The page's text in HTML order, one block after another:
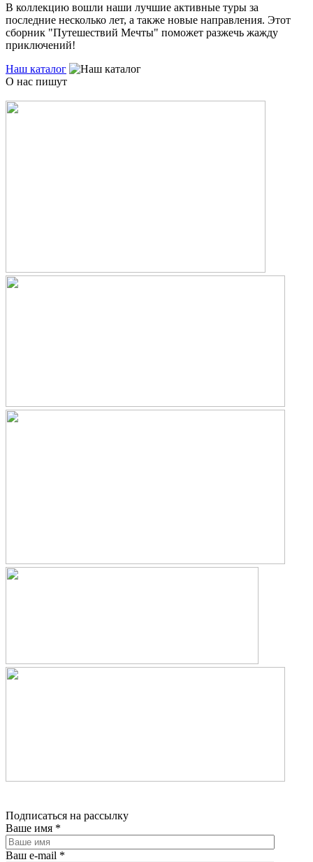
В коллекцию вошли наши лучшие активные туры за
последние несколько лет, а также новые направления. Этот
сборник "Путешествий Мечты" поможет разжечь жажду
приключений!
Наш каталог
О нас пишут
Подписаться на рассылку
Ваше имя *
Ваш e-mail *